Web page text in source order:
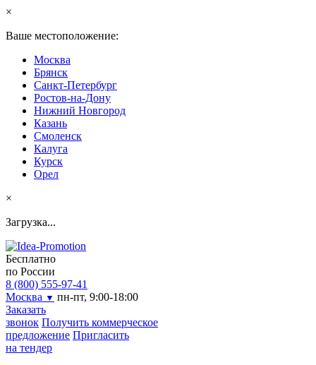
×
Ваше местоположение:
Москва
Брянск
Санкт-Петербург
Ростов-на-Дону
Нижний Новгород
Казань
Смоленск
Калуга
Курск
Орел
×
Загрузка...
Бесплатно
по России
8 (800) 555-97-41
Москва ▼ пн-пт, 9:00-18:00
Заказать
звонок Получить коммерческое
предложение Пригласить
на тендер